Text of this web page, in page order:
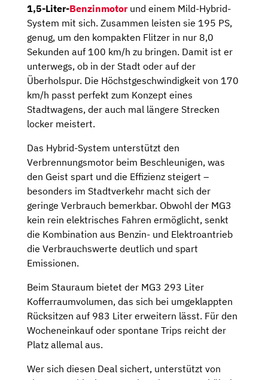
1,5-Liter-Benzinmotorund einem Mild-Hybrid-
System mit sich. Zusammen leisten sie 195 PS,
genug, um den kompakten Flitzer in nur 8,0
Sekunden auf 100 km/h zu bringen. Damit ist er
unterwegs, ob in der Stadt oder auf der
Überholspur. Die Höchstgeschwindigkeit von 170
km/h passt perfekt zum Konzept eines
Stadtwagens, der auch mal längere Strecken
locker meistert.
Das Hybrid-System unterstützt den
Verbrennungsmotor beim Beschleunigen, was
den Geist spart und die Effizienz steigert –
besonders im Stadtverkehr macht sich der
geringe Verbrauch bemerkbar. Obwohl der MG3
kein rein elektrisches Fahren ermöglicht, senkt
die Kombination aus Benzin- und Elektroantrieb
die Verbrauchswerte deutlich und spart
Emissionen.
Beim Stauraum bietet der MG3 293 Liter
Kofferraumvolumen, das sich bei umgeklappten
Rücksitzen auf 983 Liter erweitern lässt. Für den
Wocheneinkauf oder spontane Trips reicht der
Platz allemal aus.
Wer sich diesen Deal sichert, unterstützt von